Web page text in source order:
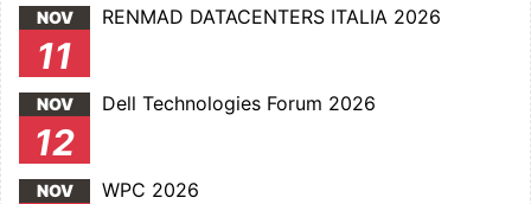
NOV
11
RENMAD DATACENTERS ITALIA 2026
NOV
12
Dell Technologies Forum 2026
NOV WPC 2026